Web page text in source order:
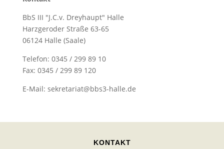
BbS III "J.C.v. Dreyhaupt" Halle
Harzgeroder Straße 63-65
06124 Halle (Saale)
Telefon: 0345 / 299 89 10
Fax: 0345 / 299 89 120
E-Mail: sekretariat@bbs3-halle.de
KONTAKT